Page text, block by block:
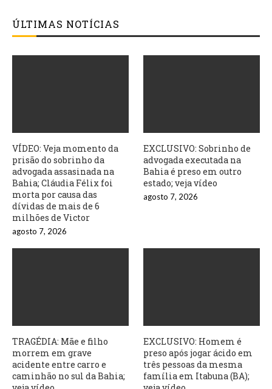
ÚLTIMAS NOTÍCIAS
VÍDEO: Veja momento da
prisão do sobrinho da
advogada assasinada na
Bahia; Cláudia Félix foi
morta por causa das
dívidas de mais de 6
milhões de Victor
agosto 7, 2026
EXCLUSIVO: Sobrinho de
advogada executada na
Bahia é preso em outro
estado; veja vídeo
agosto 7, 2026
TRAGÉDIA: Mãe e filho
morrem em grave
acidente entre carro e
caminhão no sul da Bahia;
EXCLUSIVO: Homem é
preso após jogar ácido em
três pessoas da mesma
família em Itabuna (BA);